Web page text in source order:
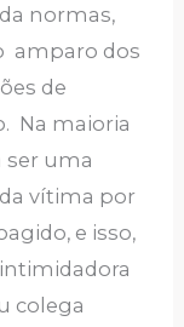
normas,
amparo dos
de
Na maioria
ser uma
vítima por
e isso,
colega